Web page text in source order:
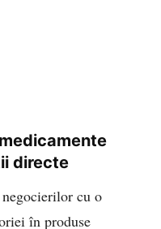
directe
negocierilor cu o
în produse